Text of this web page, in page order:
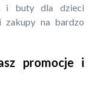
buty dla dzieci
zakupy na bardzo
promocje i